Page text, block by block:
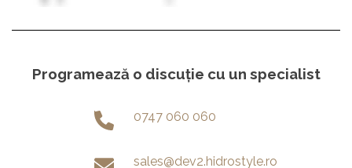
Programează o discuție cu un specialist
0747 060 060
sales@dev2.hidrostyle.ro